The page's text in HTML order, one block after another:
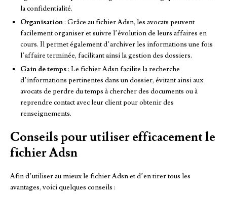
la confidentialité.
Organisation: Grâce au fichier Adsn, les avocats peuvent
facilement organiser et suivre l’évolution de leurs affaires en
cours. Il permet également d’archiver les informations une fois
l’affaire terminée, facilitant ainsi la gestion des dossiers.
Gain de temps: Le fichier Adsn facilite la recherche
d’informations pertinentes dans un dossier, évitant ainsi aux
avocats de perdre du temps à chercher des documents ou à
reprendre contact avec leur client pour obtenir des
renseignements.
Conseils pour utiliser efficacement le
fichier Adsn
Afin d’utiliser au mieux le fichier Adsn et d’en tirer tous les
avantages, voici quelques conseils :